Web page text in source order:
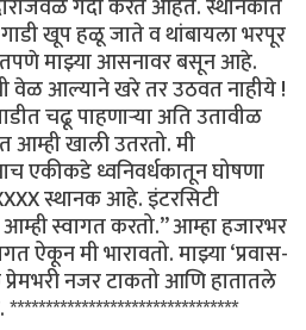
गर्दी करत आहेत. स्थानकात
खूप हळू जाते व थांबायला भरपूर
माझ्या आसनावर बसून आहे.
वेळ आल्याने खरे तर उठवत नाहीये !
चढू पाहणाऱ्या अति उतावीळ
आम्ही खाली उतरतो. मी
एकीकडे ध्वनिवर्धकातून घोषणा
स्थानक आहे. इंटरसिटी
स्वागत करतो.’’ आम्हा हजारभर
ऐकून मी भारावतो. माझ्या ‘प्रवास-
नजर टाकतो आणि हातातले
********************************